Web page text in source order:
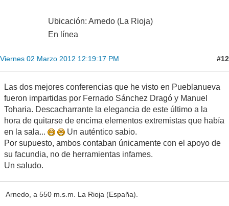
Ubicación: Arnedo (La Rioja)
En línea
Viernes 02 Marzo 2012 12:19:17 PM #12
Las dos mejores conferencias que he visto en Pueblanueva
fueron impartidas por Fernado Sánchez Dragó y Manuel
Toharia. Descacharrante la elegancia de este último a la
hora de quitarse de encima elementos extremistas que había
en la sala...
Un auténtico sabio.
Por supuesto, ambos contaban únicamente con el apoyo de
su facundia, no de herramientas infames.
Un saludo.
Arnedo, a 550 m.s.m. La Rioja (España).